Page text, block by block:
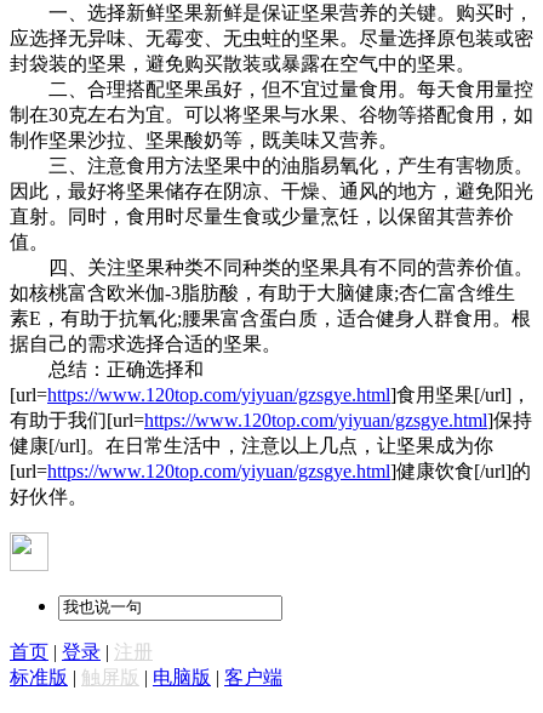
一、选择新鲜坚果新鲜是保证坚果营养的关键。购买时，
应选择无异味、无霉变、无虫蛀的坚果。尽量选择原包装或密
封袋装的坚果，避免购买散装或暴露在空气中的坚果。
二、合理搭配坚果虽好，但不宜过量食用。每天食用量控
制在30克左右为宜。可以将坚果与水果、谷物等搭配食用，如
制作坚果沙拉、坚果酸奶等，既美味又营养。
三、注意食用方法坚果中的油脂易氧化，产生有害物质。
因此，最好将坚果储存在阴凉、干燥、通风的地方，避免阳光
直射。同时，食用时尽量生食或少量烹饪，以保留其营养价
值。
四、关注坚果种类不同种类的坚果具有不同的营养价值。
如核桃富含欧米伽-3脂肪酸，有助于大脑健康;杏仁富含维生
素E，有助于抗氧化;腰果富含蛋白质，适合健身人群食用。根
据自己的需求选择合适的坚果。
总结：正确选择和
[url=https://www.120top.com/yiyuan/gzsgye.html]食用坚果[/url]，
有助于我们[url=https://www.120top.com/yiyuan/gzsgye.html]保持
健康[/url]。在日常生活中，注意以上几点，让坚果成为你
[url=https://www.120top.com/yiyuan/gzsgye.html]健康饮食[/url]的
好伙伴。
首页 | 登录 | 注册
标准版 | 触屏版 | 电脑版 | 客户端